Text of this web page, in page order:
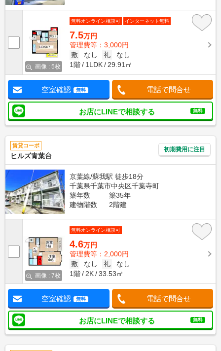
画像 : 5枚
無料オンライン相談可 インターネット無料
7.5万円
管理費等：3,000円
敷
なし 礼
なし
1階
1LDK 29.91㎡
空室確認 無料 電話で問合せ
お店にLINEで相談する 無料
賃貸コーポ
ヒルズ青葉台
初期費用に注目
京葉線/蘇我駅 徒歩18分
千葉県千葉市中央区千葉寺町
築年数
築35年
建物階数
2階建
画像 : 7枚
無料オンライン相談可
4.6万円
管理費等：2,000円
敷
なし 礼
なし
1階
2K 33.53㎡
空室確認 無料 電話で問合せ
お店にLINEで相談する 無料